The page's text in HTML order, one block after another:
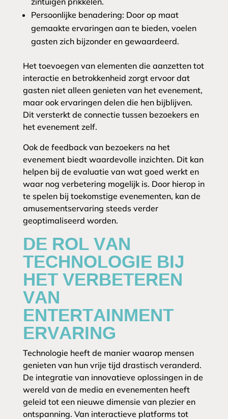
Persoonlijke benadering: Door op maat
gemaakte ervaringen aan te bieden, voelen
gasten zich bijzonder en gewaardeerd.
Het toevoegen van elementen die aanzetten tot
interactie en betrokkenheid zorgt ervoor dat
gasten niet alleen genieten van het evenement,
maar ook ervaringen delen die hen bijblijven.
Dit versterkt de connectie tussen bezoekers en
het evenement zelf.
Ook de feedback van bezoekers na het
evenement biedt waardevolle inzichten. Dit kan
helpen bij de evaluatie van wat goed werkt en
waar nog verbetering mogelijk is. Door hierop in
te spelen bij toekomstige evenementen, kan de
amusementservaring steeds verder
geoptimaliseerd worden.
DE ROL VAN
TECHNOLOGIE BIJ
HET VERBETEREN
VAN
ENTERTAINMENT
ERVARING
Technologie heeft de manier waarop mensen
genieten van hun vrije tijd drastisch veranderd.
De integratie van innovatieve oplossingen in de
wereld van de media en evenementen heeft
geleid tot een nieuwe dimensie van plezier en
ontspanning. Van interactieve platforms tot